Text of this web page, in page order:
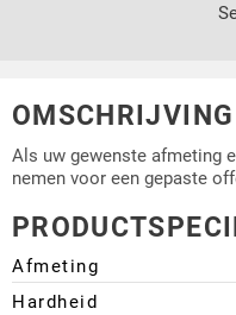
OMSCHRIJVING
Als uw gewenste afmeting
nemen voor een gepaste
Afmeting
Hardheid